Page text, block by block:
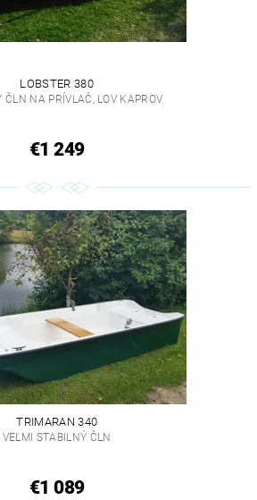
LOBSTER 380
ČLN NA PRÍVLAČ, LOV KAPROV
€1 249
TRIMARAN 340
VEĽMI STABILNÝ ČLN
€1 089